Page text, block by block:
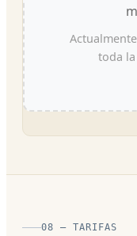
toda
08 — TARIFAS